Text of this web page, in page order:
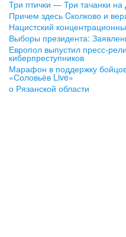
Три птички — Три тачанки на
Причем здесь Cколково и
Нацистский
Выборы президента:
Европол выпустил пресс-
киберпреступников
Марафон в поддержку
«Соловьёв Live»
о Рязанской области